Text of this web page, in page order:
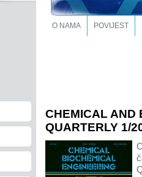
O NAMA POVIJEST
CHEMICAL AND
QUARTERLY 1/